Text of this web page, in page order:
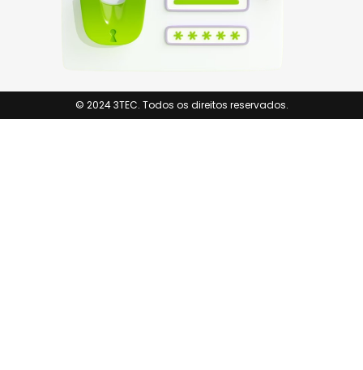
© 2024 3TEC. Todos os direitos reservados.